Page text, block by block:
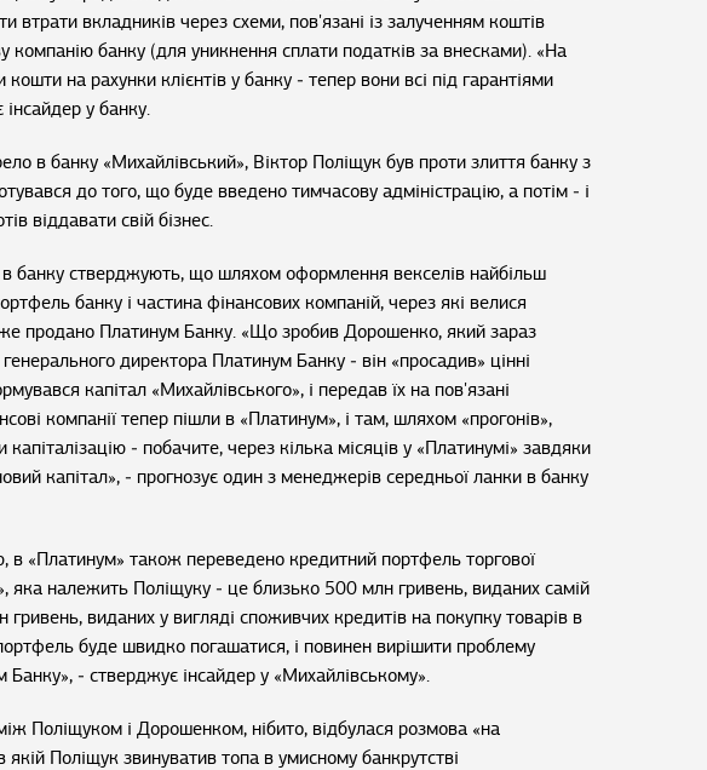
втрати вкладників через схеми, пов'язані із залученням коштів
компанію банку (для уникнення сплати податків за внесками). «На
на рахунки клієнтів у банку ‒ тепер вони всі під гарантіями
у банку.
в банку «Михайлівський», Віктор Поліщук був проти злиття банку з
до того, що буде введено тимчасову адміністрацію, а потім ‒ і
віддавати свій бізнес.
банку стверджують, що шляхом оформлення векселів найбільш
банку і частина фінансових компаній, через які велися
продано Платинум Банку. «Що зробив Дорошенко, який зараз
директора Платинум Банку ‒ він «просадив» цінні
капітал «Михайлівського», і передав їх на пов'язані
компанії тепер пішли в «Платинум», і там, шляхом «прогонів»,
‒ побачите, через кілька місяців у «Платинумі» завдяки
капітал», ‒ прогнозує один з менеджерів середньої ланки в банку
в «Платинум» також переведено кредитний портфель торгової
яка належить Поліщуку ‒ це близько 500 млн гривень, виданих самій
виданих у вигляді споживчих кредитів на покупку товарів в
буде швидко погашатися, і повинен вирішити проблему
Банку», ‒ стверджує інсайдер у «Михайлівському».
Поліщуком і Дорошенком, нібито, відбулася розмова «на
якій Поліщук звинуватив топа в умисному банкрутстві